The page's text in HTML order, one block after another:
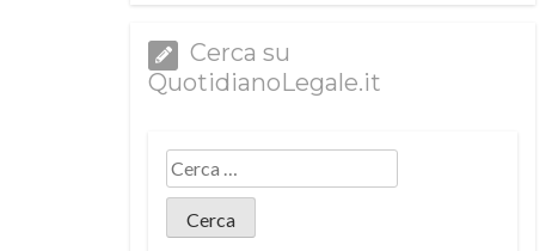
Cerca su
QuotidianoLegale.it